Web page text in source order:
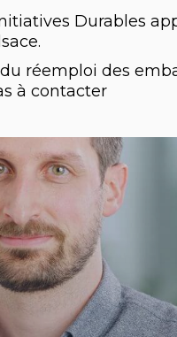
Durables
réemploi des
à contacter